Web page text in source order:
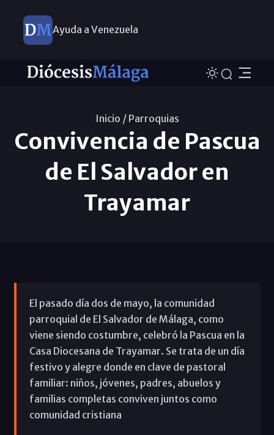
Ayuda a Venezuela
Inicio / Parroquias
Convivencia de Pascua
de El Salvador en
Trayamar
El pasado día dos de mayo, la comunidad
parroquial de El Salvador de Málaga, como
viene siendo costumbre, celebró la Pascua en la
Casa Diocesana de Trayamar. Se trata de un día
festivo y alegre donde en clave de pastoral
familiar: niños, jóvenes, padres, abuelos y
familias completas conviven juntos como
comunidad cristiana